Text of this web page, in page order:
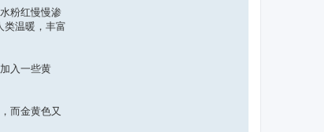
粉红慢慢渗
类温暖，丰富
入一些黄
而金黄色又